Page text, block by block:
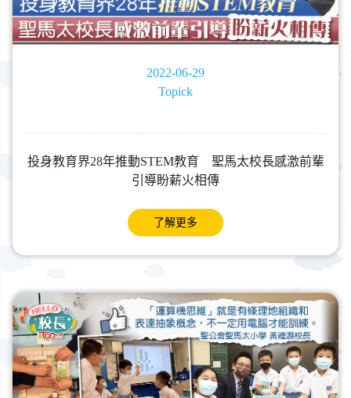
2022-06-29
Topick
投身教育界28年推動STEM教育 聖馬太校長感激前輩
引導盼薪火相傳
了解更多